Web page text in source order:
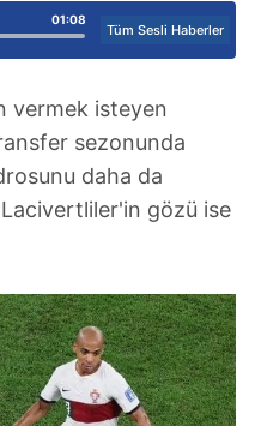
01:08
Tüm Sesli Haberler
vermek isteyen
sezonunda
daha da
gözü ise